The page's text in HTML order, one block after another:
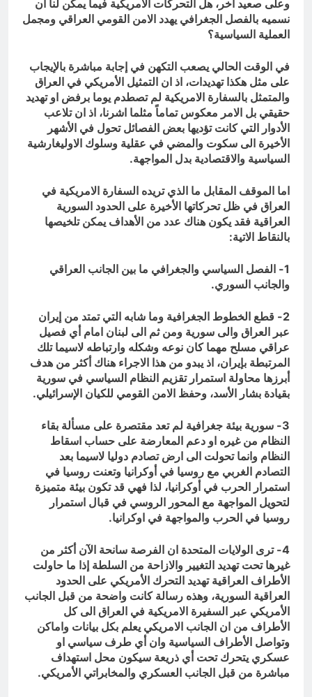
وعلى صعيد آخر، هل التحركات الامريكية فيما يمكن لنا ان
نسميه بالفصل الجغرافي يهدد الامن القومي العراقي ومجمل
العملية السياسية؟
في الوقت الحالي يصعب التكهن في إجابة مباشرة بالإيجاب
على مثل هكذا تهديدات، اذ ان التمثيل الأمريكي في العراق
والمتمثل بالسفارة الامريكية لم تصطدم يوما برفض او تهديد
حقيقي بل الامر معكوس تماماً مثلما اشرنا، اذ ان تلاعب
الأدوار التي كانت تؤديها بعض الفصائل تحول في الأشهر
الأخيرة الى سكوت والمضي في عقلية وسلوك الاوليغارشية
السياسية والاقتصادية بدل المواجهة.
اما الموقف المقابل ما الذي تريده السفارة الامريكية في
العراق في ظل تحركاتها الأخيرة على الحدود السورية
العراقية فقد يكون هناك عدد من الأهداف يمكن تلخيصها
بالنقاط الاتية:
1- الفصل السياسي والجغرافي ما بين الجانب العراقي
والجانب السوري.
2- قطع الخطوط الجغرافية وما شابه التي تمتد من إيران
عبر العراق والى سورية ومن ثم الى لبنان امام أي فصيل
عراقي مسلح مهما كان نوعه وشكله وارتباطه لاسيما تلك
المرتبطة بإيران، اذ يبدو من هذا الاجراء هناك أكثر من هدف
أبرزها محاولة استمرار تقزيم النظام السياسي في سورية
بقيادة بشار الأسد، وحفظ الامن القومي للكيان الإسرائيلي.
3- سورية بيئة جغرافية لم تعد مقتصرة على مسألة بقاء
النظام من غيره او دعم المعارضة على حساب اسقاط
النظام وانما تحولت الى ارض تصادم دوليا لاسيما بعد
التصادم الغربي مع روسيا في أوكرانيا وتعنت روسيا في
استمرار الحرب في أوكرانيا، لذا فهي قد تكون بيئة متميزة
لتحويل المواجهة مع المحور الروسي في قبال استمرار
روسيا في الحرب والمواجهة في اوكرانيا.
4- ترى الولايات المتحدة ان الفرصة سانحة الآن أكثر من
غيرها تحت تهديد التغيير والازاحة من السلطة إذا ما حاولت
الأطراف العراقية تهديد التحرك الأمريكي على الحدود
العراقية السورية، وهذه رسالة كانت واضحة من قبل الجانب
الأمريكي عبر السفيرة الامريكية في العراق الى كل
الأطراف من ان الجانب الامريكي يعلم بكل بيانات واماكن
وتواصل الأطراف السياسية وان أي طرف سياسي او
عسكري يتحرك تحت أي ذريعة سيكون محل استهداف
مباشرة من قبل الجانب العسكري والمخابراتي الأمريكي.